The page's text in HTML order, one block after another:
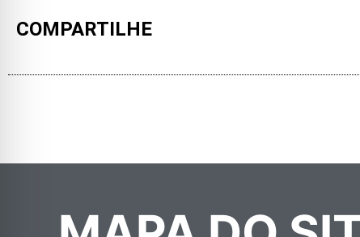
COMPARTILHE